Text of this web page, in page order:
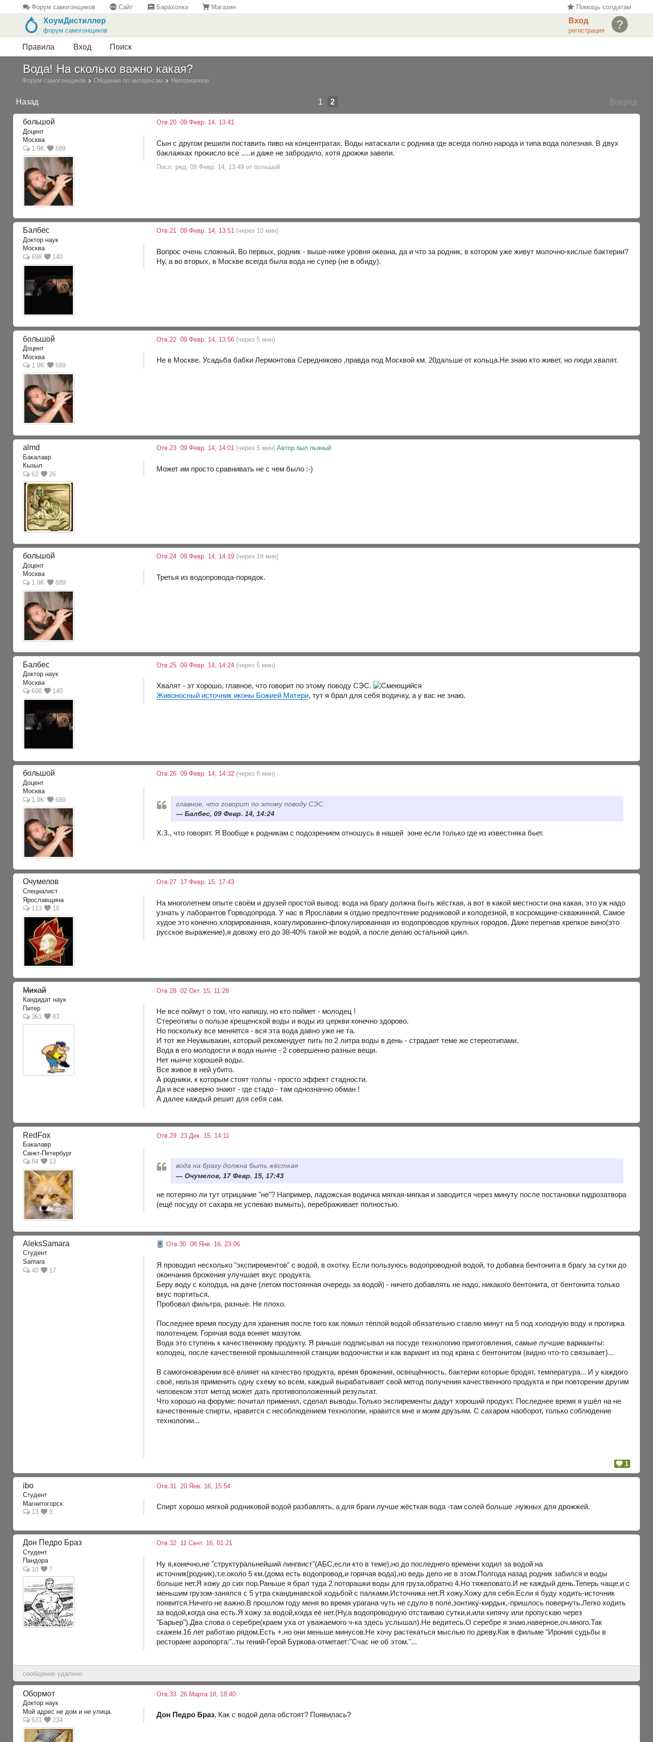
Форум самогонщиков Сайт Барахолка Магазин Помощь солдатам
?
Вход
регистрация
ХоумДистиллер
форум самогонщиков
Правила Вход Поиск
Вода! На сколько важно какая?
Форум самогонщиков Общение по интересам Непознанное
Назад Вперед
1 2
большой
Доцент
Москва
1.9K
689
Отв.20 09 Февр. 14, 13:41
Сын с другом решили поставить пиво на концентратах. Воды натаскали с родника где всегда полно народа и типа вода полезная. В двух
баклажках прокисло все .....и даже не забродило, хотя дрожжи завели.
Посл. ред. 09 Февр. 14, 13:49 от большой
Балбес
Доктор наук
Москва
698
140
Отв.21 09 Февр. 14, 13:51 (через 10 мин)
Вопрос очень сложный. Во первых, родник - выше-ниже уровня океана, да и что за родник, в котором уже живут молочно-кислые бактерии?
Ну, а во вторых, в Москве всегда была вода не супер (не в обиду).
большой
Доцент
Москва
1.9K
689
Отв.22 09 Февр. 14, 13:56 (через 5 мин)
Не в Москве. Усадьба бабки Лермонтова Середняково ,правда под Москвой км. 20дальше от кольца.Не знаю кто живет, но люди хвалят.
almd
Бакалавр
Кызыл
62
26
Отв.23 09 Февр. 14, 14:01 (через 5 мин) Автор был пьяный
Может им просто сравнивать не с чем было :-)
большой
Доцент
Москва
1.9K
689
Отв.24 09 Февр. 14, 14:19 (через 19 мин)
Третья из водопровода-порядок.
Балбес
Доктор наук
Москва
698
140
Отв.25 09 Февр. 14, 14:24 (через 5 мин)
Хвалят - эт хорошо, главное, что говорит по этому поводу СЭС.
Живоносный источник иконы Божией Матери, тут я брал для себя водичку, а у вас не знаю.
большой
Доцент
Москва
1.9K
689
Отв.26 09 Февр. 14, 14:32 (через 8 мин)
главное, что говорит по этому поводу СЭС.
Балбес, 09 Февр. 14, 14:24
Х.З., что говорят. Я Вообще к родникам с подозрением отношусь в нашей зоне если только где из известняка бьет.
Очумелов
Специалист
Ярославщина
113
16
Отв.27 17 Февр. 15, 17:43
На многолетнем опыте своём и друзей простой вывод: вода на брагу должна быть жёсткая, а вот в какой местности она какая, это уж надо
узнать у лаборантов Горводопрода. У нас в Ярославии я отдаю предпочтение родниковой и колодезной, в косромщине-скважинной. Самое
худое это конечно хлорированная, коагулированно-флокулированная из водопроводов крупных городов. Даже перегнав крепкое вино(это
русское выражение),я довожу его до 38-40% такой же водой, а после делаю остальной цикл.
Михай
Кандидат наук
Питер
361
83
Отв.28 02 Окт. 15, 11:28
Не все поймут о том, что напишу, но кто поймет - молодец !
Стереотипы о пользе крещенской воды и воды из церкви конечно здорово.
Но поскольку все меняется - вся эта вода давно уже не та.
И тот же Неумывакин, который рекомендует пить по 2 литра воды в день - страдает теме же стереотипами.
Вода в его молодости и вода нынче - 2 совершенно разные вещи.
Нет нынче хорошей воды.
Все живое в ней убито.
А родники, к которым стоят толпы - просто эффект стадности.
Да и все наверно знают - где стадо - там однозначно обман !
А далее каждый решит для себя сам.
RedFox
Бакалавр
Санкт-Петербург
84
13
Отв.29 23 Дек. 15, 14:11
вода на брагу должна быть жёсткая
Очумелов, 17 Февр. 15, 17:43
не потеряно ли тут отрицание "не"? Например, ладожская водичка мягкая-мягкая и заводится через минуту после постановки гидрозатвора
(ещё посуду от сахара не успеваю вымыть), перебраживает полностью.
AleksSamara
Студент
Samara
40
17
Отв.30 08 Янв. 16, 23:06
Я проводил несколько "экспирементов" с водой, в охотку. Если пользуюсь водопроводной водой, то добавка бентонита в брагу за сутки до
окончания брожения улучшает вкус продукта.
Беру воду с колодца, на даче (летом постоянная очередь за водой) - ничего добавлять не надо, никакого бентонита, от бентонита только
вкус портиться.
Пробовал фильтра, разные. Не плохо.
Последнее время посуду для хранения после того как помыл тёплой водой обязательно ставлю минут на 5 под холодную воду и протирка
полотенцем. Горячая вода воняет мазутом.
Вода это ступень к качественному продукту. Я раньше подписывал на посуде технологию приготовления, самые лучшие вариаанты:
колодец, после качественной промышленной станции водоочистки и как вариант из под крана с бентонитом (видно что-то связывает)...
В самогоноварении всё влияет на качество продукта, время брожения, освещённость, бактерии которые бродят, температура... И у каждого
своё, нельзя применить одну схему ко всем, каждый вырабатывает свой метод получения качественного продукта и при повторении другим
человеком этот метод может дать противоположенный результат.
Что хорошо на форуме: почитал применил, сделал выводы.Только экспиременты дадут хороший продукт. Последнее время я ушёл на не
качественные спирты, нравится с несоблюдением технологии, нравится мне и моим друзьям. С сахаром наоборот, только соблюдение
технологии...
1
ibo
Студент
Магнитогорск
13
3
Отв.31 20 Янв. 16, 15:54
Спирт хорошо мягкой родниковой водой разбавлять, а для браги лучше жёсткая вода -там солей больше ,нужных для дрожжей.
Дон Педро Браз
Студент
Пандора
10
7
Отв.32 11 Сент. 16, 01:21
Ну я,конечно,не "структуральнейший лингвист"(АБС,если кто в теме),но до последнего времени ходил за водой на
источник(родник),т.е.около 5 км.(дома есть водопровод,и горячая вода),но ведь дело не в этом.Полгода назад родник забился и воды
больше нет.Я хожу до сих пор.Раньше я брал туда 2 поторашки воды для груза,обратно 4.Но тяжеловато.И не каждый день.Теперь чаще,и с
меньшим грузом-занялся с 5 утра скандинавской ходьбой с палками.Источника нет.Я хожу.Хожу для себя.Если я буду ходить-источник
появится.Ничего не важно.В прошлом году меня во время урагана чуть не сдуло в поле,зонтику-кирдык,-пришлось повернуть.Легко ходить
за водой,когда она есть.Я хожу за водой,когда её нет.(Ну,а водопроводную отстаиваю сутки,и,или кипячу или пропускаю через
"Барьер").Два слова о серебре(краем уха от уважаемого ч-ка здесь услышал).Не ведитесь.О серебре я знаю,наверное,оч.много.Так
скажем.16 лет работаю рядом.Есть +,но они меньше минусов.Не хочу растекаться мыслью по древу.Как в фильме "Ирония судьбы в
ресторане аэропорта:"..ты гений-Герой Буркова-отметает:"Счас не об этом."...
сообщение удалено
Обормот
Доктор наук
Мой адрес не дом и не улица.
631
234
Отв.33 26 Марта 18, 18:40
Дон Педро Браз, Как с водой дела обстоят? Появилась?